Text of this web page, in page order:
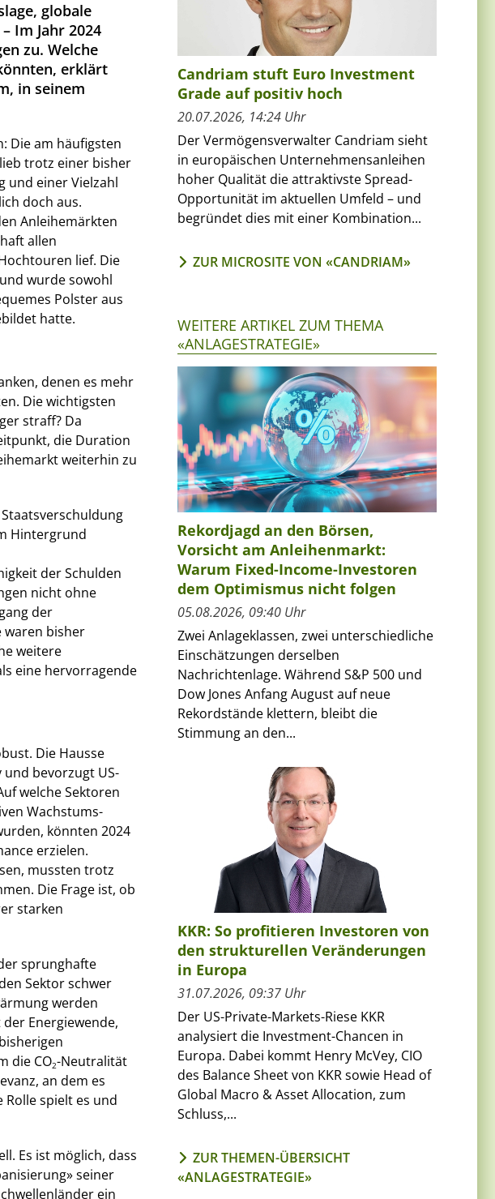
globale
Im Jahr 2024
zu. Welche
erklärt
in seinem
Die am häufigsten
trotz einer bisher
und einer Vielzahl
doch aus.
Anleihemärkten
allen
lief. Die
wurde sowohl
Polster aus
hatte.
denen es mehr
Die wichtigsten
straff? Da
die Duration
weiterhin zu
Hintergrund
der Schulden
nicht ohne
der
waren bisher
weitere
eine hervorragende
Die Hausse
bevorzugt US-
welche Sektoren
Wachstums-
könnten 2024
erzielen.
mussten trotz
Die Frage ist, ob
starken
sprunghafte
Sektor schwer
werden
Energiewende,
die CO2-Neutralität
an dem es
Rolle spielt es und
Es ist möglich, dass
seiner
ein
Candriam stuft Euro Investment
Grade auf positiv hoch
20.07.2026, 14:24 Uhr
Der Vermögensverwalter Candriam sieht
in europäischen Unternehmensanleihen
hoher Qualität die attraktivste Spread-
Opportunität im aktuellen Umfeld – und
begründet dies mit einer Kombination...
ZUR MICROSITE VON «CANDRIAM»
WEITERE ARTIKEL ZUM THEMA
«ANLAGESTRATEGIE»
Rekordjagd an den Börsen,
Vorsicht am Anleihenmarkt:
Warum Fixed-Income-Investoren
dem Optimismus nicht folgen
05.08.2026, 09:40 Uhr
Zwei Anlageklassen, zwei unterschiedliche
Einschätzungen derselben
Nachrichtenlage. Während S&P 500 und
Dow Jones Anfang August auf neue
Rekordstände klettern, bleibt die
Stimmung an den...
KKR: So profitieren Investoren von
den strukturellen Veränderungen
in Europa
31.07.2026, 09:37 Uhr
Der US-Private-Markets-Riese KKR
analysiert die Investment-Chancen in
Europa. Dabei kommt Henry McVey, CIO
des Balance Sheet von KKR sowie Head of
Global Macro & Asset Allocation, zum
Schluss,...
ZUR THEMEN-ÜBERSICHT
«ANLAGESTRATEGIE»